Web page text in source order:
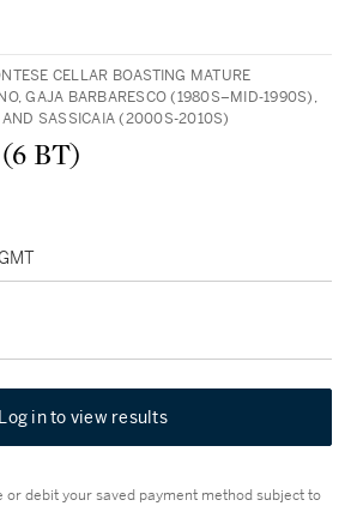
CELLAR BOASTING MATURE
GAJA BARBARESCO (1980S–MID‑1990S),
AND SASSICAIA (2000S-2010S)
Masseto 2012 (6 BT)
Log in to view results
or debit your saved payment method subject to